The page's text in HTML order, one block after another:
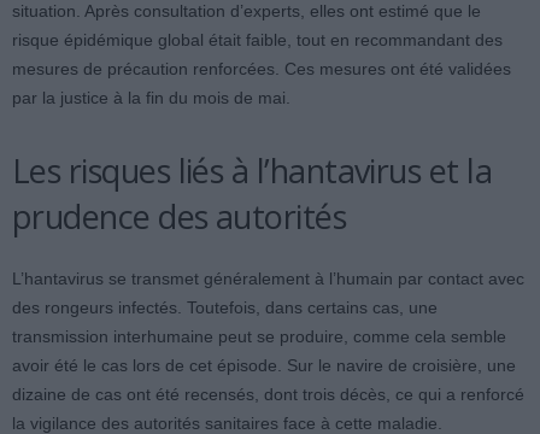
situation. Après consultation d’experts, elles ont estimé que le
risque épidémique global était faible, tout en recommandant des
mesures de précaution renforcées. Ces mesures ont été validées
par la justice à la fin du mois de mai.
Les risques liés à l’hantavirus et la
prudence des autorités
L’hantavirus se transmet généralement à l’humain par contact avec
des rongeurs infectés. Toutefois, dans certains cas, une
transmission interhumaine peut se produire, comme cela semble
avoir été le cas lors de cet épisode. Sur le navire de croisière, une
dizaine de cas ont été recensés, dont trois décès, ce qui a renforcé
la vigilance des autorités sanitaires face à cette maladie.